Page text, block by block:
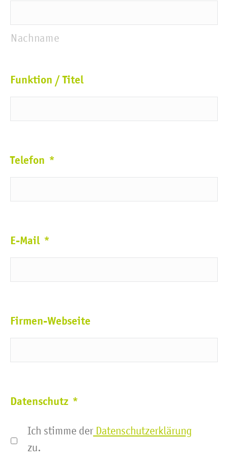
Nachname
Funktion / Titel
Telefon *
E-Mail *
Firmen-Webseite
Datenschutz *
Ich stimme der Datenschutzerklärung
zu.